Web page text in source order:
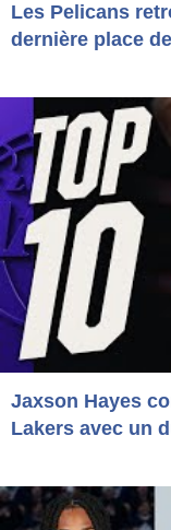
Les Pelicans
dernière place
Jaxson Hayes
Lakers avec un